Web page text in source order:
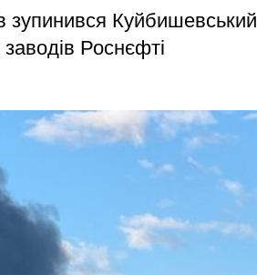
зупинився Куйбишевський
Роснєфті